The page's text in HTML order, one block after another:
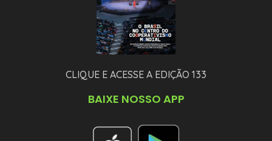
CLIQUE E ACESSE A EDIÇÃO 133
BAIXE NOSSO APP